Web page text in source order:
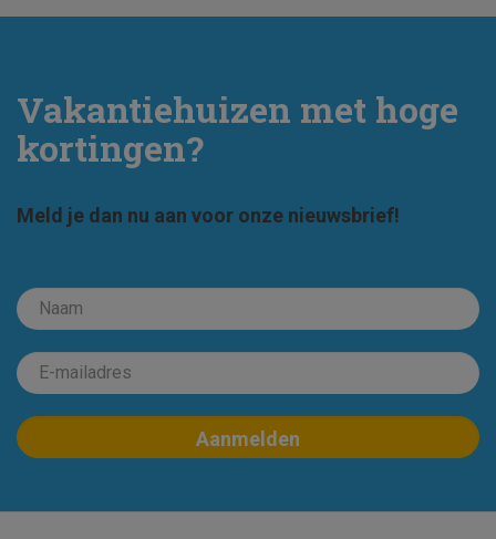
Vakantiehuizen met hoge
kortingen?
Meld je dan nu aan voor onze nieuwsbrief!